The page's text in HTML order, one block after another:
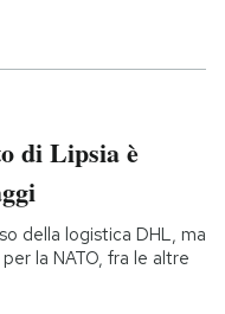
di Lipsia è
della logistica DHL, ma
la NATO, fra le altre